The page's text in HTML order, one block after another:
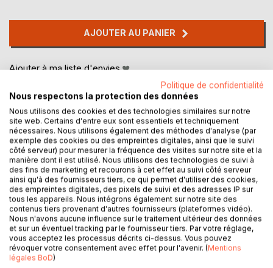
AJOUTER AU PANIER
Ajouter à ma liste d'envies
DESCRIPTION
Un parisien qui s'égare en Drôme Provencale, un retraité et
u facteur, tous deux facétieux, lancent une provocation qui
se retourne contre eux.
D'une discussion au sujet des fermes aux 1000 vaches,
nos deux compères vont, malgré eux, provoquer une
Politique de confidentialité
Nous respectons la protection des données
Nous utilisons des cookies et des technologies similaires sur notre
site web. Certains d'entre eux sont essentiels et techniquement
nécessaires. Nous utilisons également des méthodes d'analyse (par
exemple des cookies ou des empreintes digitales, ainsi que le suivi
côté serveur) pour mesurer la fréquence des visites sur notre site et la
manière dont il est utilisé. Nous utilisons des technologies de suivi à
des fins de marketing et recourons à cet effet au suivi côté serveur
ainsi qu'à des fournisseurs tiers, ce qui permet d'utiliser des cookies,
des empreintes digitales, des pixels de suivi et des adresses IP sur
tous les appareils. Nous intégrons également sur notre site des
contenus tiers provenant d'autres fournisseurs (plateformes vidéo).
Nous n'avons aucune influence sur le traitement ultérieur des données
et sur un éventuel tracking par le fournisseur tiers. Par votre réglage,
vous acceptez les processus décrits ci-dessus. Vous pouvez
révoquer votre consentement avec effet pour l'avenir. (Mentions
légales BoD)